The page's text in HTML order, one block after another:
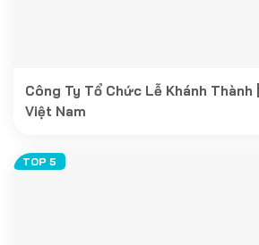
Công Ty Tổ Chức Lễ Khánh
Việt Nam